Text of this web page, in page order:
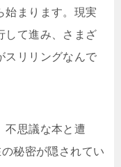
始まります。現実
して進み、さまざ
スリリングなんで
不思議な本と遭
秘密が隠されてい